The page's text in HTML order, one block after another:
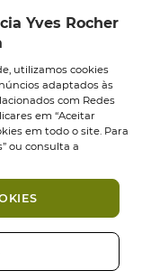
natural
Yves Rocher
utilizamos cookies
adaptados às
com Redes
em “Aceitar
em todo o site. Para
ou consulta a